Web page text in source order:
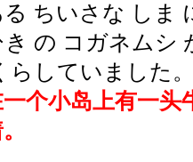
ちいさな しま
き の コガネムシ
らしていました
个小岛上有一头